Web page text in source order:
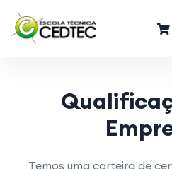
Temos uma carteira de